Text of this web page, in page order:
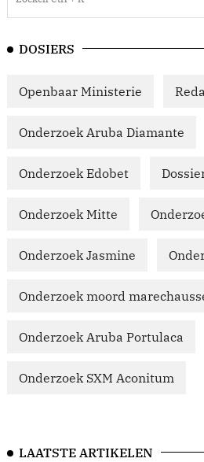
DOSIERS
Openbaar Ministerie
Onderzoek Aruba Diamante
Onderzoek Edobet
Onderzoek Mitte
Onderzoek Jasmine
Onderzoek moord
Onderzoek Aruba Portulaca
Onderzoek SXM Aconitum
LAATSTE ARTIKELEN